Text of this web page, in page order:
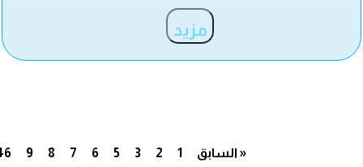
مزيد
« السابق 1
2
3
5
6
7
8
9